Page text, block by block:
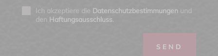
Ich akzeptiere die Datenschutzbestimmungenund
den Haftungsausschluss.
SEND